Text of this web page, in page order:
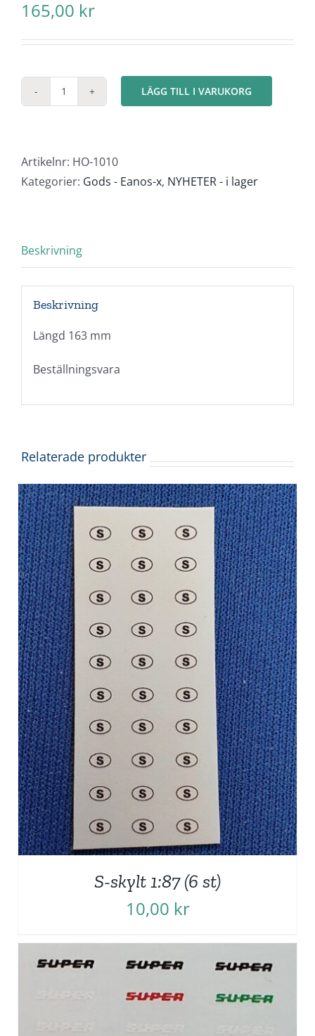
165,00 kr
Metallskrot
LÄGG TILL I VARUKORG
Artikelnr: HO-1010
Kategorier: Gods - Eanos-x, NYHETER - i lager
Beskrivning
Beskrivning
Längd 163 mm
Beställningsvara
Relaterade produkter
S-skylt 1:87 (6 st)
10,00 kr